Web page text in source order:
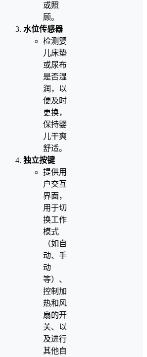
或照
顾。
水位传感器
检测婴
儿床垫
或尿布
是否湿
润，以
便及时
更换，
保持婴
儿干爽
舒适。
独立按键
提供用
户交互
界面，
用于切
换工作
模式
（如自
动、手
动
等）、
控制加
热和风
扇的开
关、以
及进行
其他自